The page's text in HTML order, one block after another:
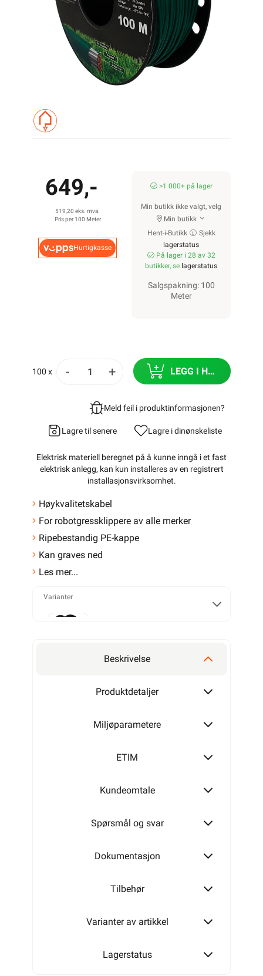
649,-
519,20 eks. mva.
Pris per 100 Meter
Hurtigkasse
>1 000+ på lager
Min butikk ikke valgt, velg
Min butikk
Hent-i-Butikk
Sjekk
lagerstatus
På lager i 28 av 32
butikker, se lagerstatus
Salgspakning: 100
Meter
100 x - + LEGG I HANDLEKURV
Meld feil i produktinformasjonen?
Lagre til senere Lagre i dinønskeliste
Elektrisk materiell beregnet på å kunne inngå i et fast
elektrisk anlegg, kan kun installeres av en registrert
installasjonsvirksomhet.
Høykvalitetskabel
For robotgressklippere av alle merker
Ripebestandig PE-kappe
Kan graves ned
Les mer...
Varianter
100m
500m
Beskrivelse
Produktdetaljer
Miljøparametere
ETIM
Kundeomtale
Spørsmål og svar
Dokumentasjon
Tilbehør
Varianter av artikkel
Lagerstatus